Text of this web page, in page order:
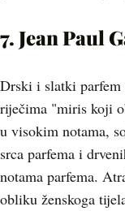
7. Jean Paul
Drski i slatki parfem
riječima "miris koji
u visokim notama,
srca parfema i
notama parfema.
obliku ženskoga